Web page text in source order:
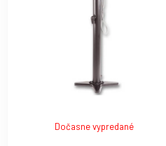
Dočasne vypredané